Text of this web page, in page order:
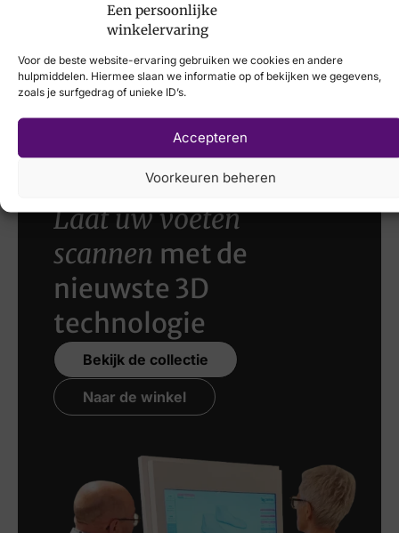
Een persoonlijke
winkelervaring
Voor de beste website-ervaring gebruiken we cookies en andere
hulpmiddelen. Hiermee slaan we informatie op of bekijken we gegevens,
zoals je surfgedrag of unieke ID’s.
Accepteren
Voorkeuren beheren
Artikelnummer
White
Solidus
214,95
Laat uw voeten
scannen met de
nieuwste 3D
technologie
Bekijk de collectie
Naar de winkel